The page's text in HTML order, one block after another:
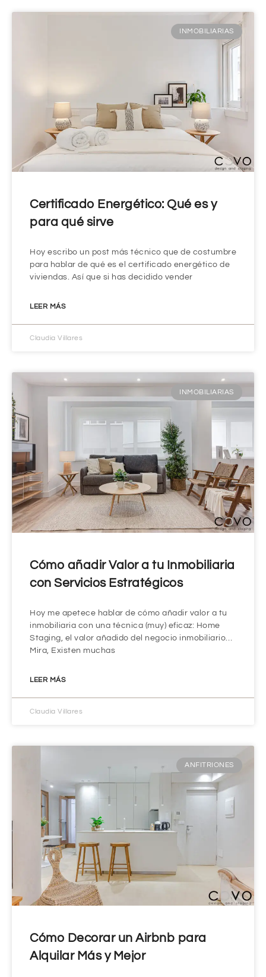
INMOBILIARIAS
Certificado Energético: Qué es y
para qué sirve
Hoy escribo un post más técnico que de costumbre
para hablar de qué es el certificado energético de
viviendas. Así que si has decidido vender
LEER MÁS
Claudia Villares
INMOBILIARIAS
Cómo añadir Valor a tu Inmobiliaria
con Servicios Estratégicos
Hoy me apetece hablar de cómo añadir valor a tu
inmobiliaria con una técnica (muy) eficaz: Home
Staging, el valor añadido del negocio inmobiliario…
Mira, Existen muchas
LEER MÁS
Claudia Villares
ANFITRIONES
Cómo Decorar un Airbnb para
Alquilar Más y Mejor